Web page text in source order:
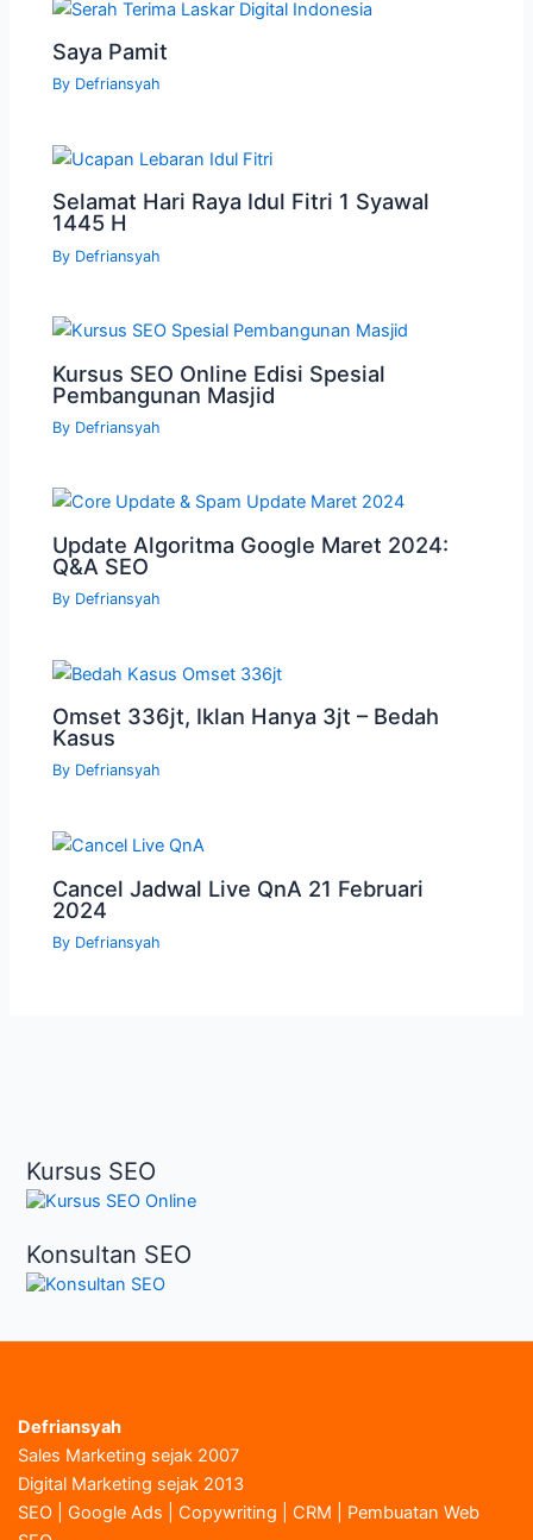
Saya Pamit
By Defriansyah
Selamat Hari Raya Idul Fitri 1 Syawal
1445 H
By Defriansyah
Kursus SEO Online Edisi Spesial
Pembangunan Masjid
By Defriansyah
Update Algoritma Google Maret 2024:
Q&A SEO
By Defriansyah
Omset 336jt, Iklan Hanya 3jt – Bedah
Kasus
By Defriansyah
Cancel Jadwal Live QnA 21 Februari
2024
By Defriansyah
Kursus SEO
Konsultan SEO
Defriansyah
Sales Marketing sejak 2007
Digital Marketing sejak 2013
SEO | Google Ads | Copywriting | CRM | Pembuatan Web